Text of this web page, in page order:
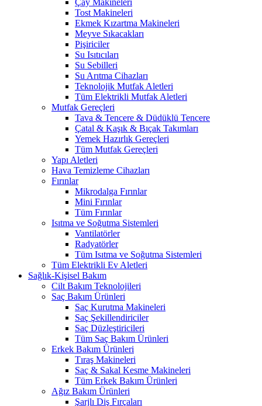
Çay Makineleri
Tost Makineleri
Ekmek Kızartma Makineleri
Meyve Sıkacakları
Pişiriciler
Su Isıtıcıları
Su Sebilleri
Su Arıtma Cihazları
Teknolojik Mutfak Aletleri
Tüm Elektrikli Mutfak Aletleri
Mutfak Gereçleri
Tava & Tencere & Düdüklü Tencere
Çatal & Kaşık & Bıçak Takımları
Yemek Hazırlık Gereçleri
Tüm Mutfak Gereçleri
Yapı Aletleri
Hava Temizleme Cihazları
Fırınlar
Mikrodalga Fırınlar
Mini Fırınlar
Tüm Fırınlar
Isıtma ve Soğutma Sistemleri
Vantilatörler
Radyatörler
Tüm Isıtma ve Soğutma Sistemleri
Tüm Elektrikli Ev Aletleri
Sağlık-Kişisel Bakım
Cilt Bakım Teknolojileri
Saç Bakım Ürünleri
Saç Kurutma Makineleri
Saç Şekillendiriciler
Saç Düzleştiricileri
Tüm Saç Bakım Ürünleri
Erkek Bakım Ürünleri
Tıraş Makineleri
Saç & Sakal Kesme Makineleri
Tüm Erkek Bakım Ürünleri
Ağız Bakım Ürünleri
Şarjlı Diş Fırçaları